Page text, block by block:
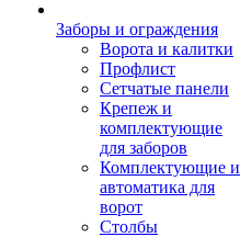
Заборы и ограждения
Ворота и калитки
Профлист
Сетчатые панели
Крепеж и
комплектующие
для заборов
Комплектующие и
автоматика для
ворот
Столбы